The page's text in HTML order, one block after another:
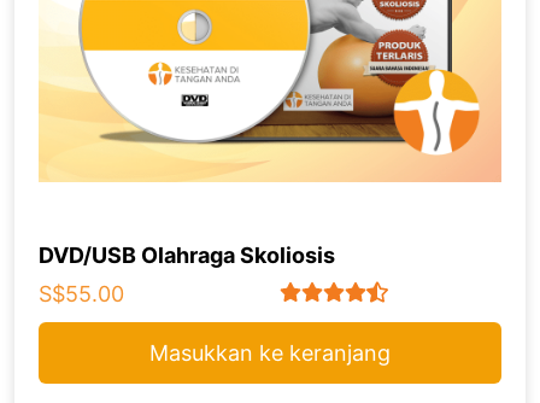
DVD/USB Olahraga Skoliosis
S$55.00
Masukkan ke keranjang